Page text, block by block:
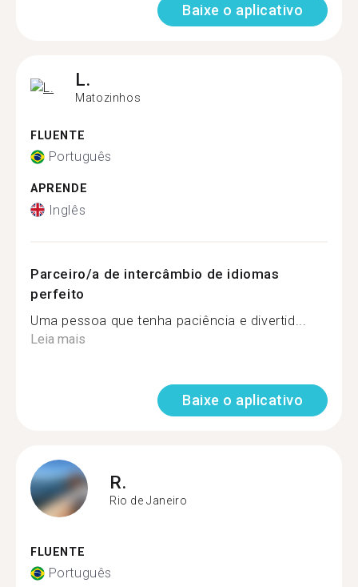
Baixe o aplicativo
L.
Matozinhos
FLUENTE
Português
APRENDE
Inglês
Parceiro/a de intercâmbio de idiomas
perfeito
Uma pessoa que tenha paciência e divertid...
Leia mais
Baixe o aplicativo
R.
Rio de Janeiro
FLUENTE
Português